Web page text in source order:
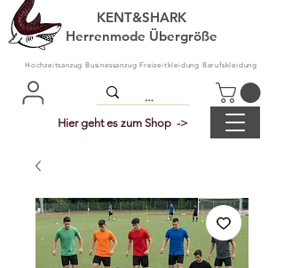
KENT&SHARK
Herrenmode Übergröße
Hochzeitsanzug Businessanzug Freizeitkleidung Berufskleidung
Hier geht es zum Shop ->